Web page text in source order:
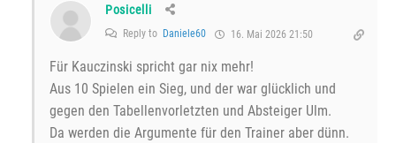
Posicelli
Reply to Daniele60 16. Mai 2026 21:50
Für Kauczinski spricht gar nix mehr!
Aus 10 Spielen ein Sieg, und der war glücklich und
gegen den Tabellenvorletzten und Absteiger Ulm.
Da werden die Argumente für den Trainer aber dünn.